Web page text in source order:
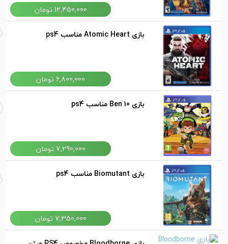
12,450,000 تومان
بازی Atomic Heart مناسب ps4
6,800,000 تومان
بازی Ben 10 مناسب ps4
7,290,000 تومان
بازی Biomutant مناسب ps4
7,350,000 تومان